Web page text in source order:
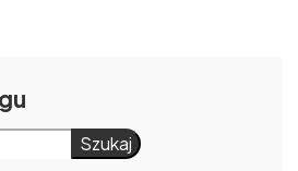
Szukaj